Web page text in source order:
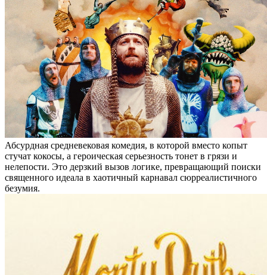
Абсурдная средневековая комедия, в которой вместо копыт
стучат кокосы, а героическая серьезность тонет в грязи и
нелепости. Это дерзкий вызов логике, превращающий поиски
священного идеала в хаотичный карнавал сюрреалистичного
безумия.